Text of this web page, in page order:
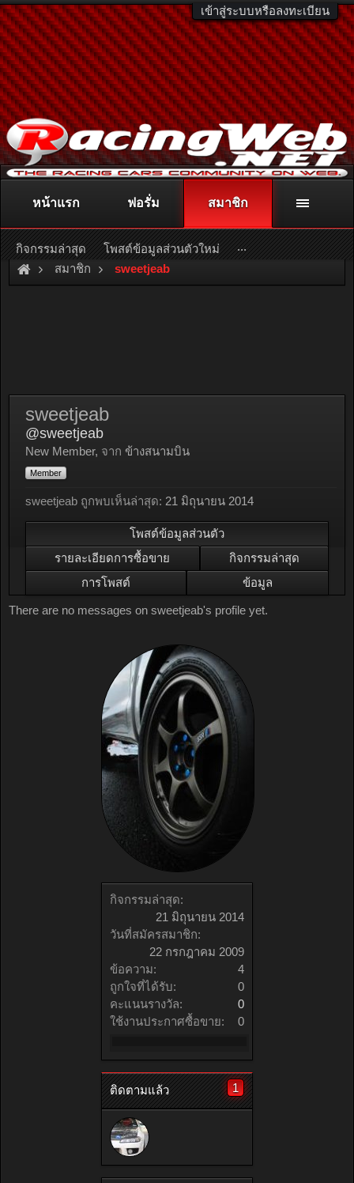
เข้าสู่ระบบหรือลงทะเบียน
ติดต่อลงโฆษณา racingweb@gmail.comหรือโทร. 081-811-1138
หรืออ่านรายละเอียดเพิ่มเติม คลิกที่นี่
สมาชิก sweetjeab
กิจกรรมล่าสุด:
21 มิถุนายน 2014
วันที่สมัครสมาชิก:
22 กรกฎาคม 2009
ข้อความ:
4
ถูกใจที่ได้รับ:
0
คะแนนรางวัล:
0
ใช้งานประกาศซื้อขาย:
0
ติดตามแล้ว 1
sweetjeab
@sweetjeab
New Member, จาก ข้างสนามบิน
Member
sweetjeab ถูกพบเห็นล่าสุด: 21 มิถุนายน 2014
โพสต์ข้อมูลส่วนตัว
รายละเอียดการซื้อขาย
กิจกรรมล่าสุด
การโพสต์
ข้อมูล
There are no messages on sweetjeab's profile yet.
หน้าแรก ฟอรั่ม สมาชิก
กิจกรรมล่าสุด โพสต์ข้อมูลส่วนตัวใหม่ ...